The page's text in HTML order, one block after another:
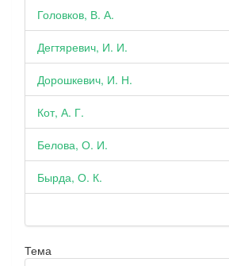
Головков, В. А.
Дегтяревич, И. И.
Дорошкевич, И. Н.
Кот, А. Г.
Белова, О. И.
Бырда, О. К.
Тема